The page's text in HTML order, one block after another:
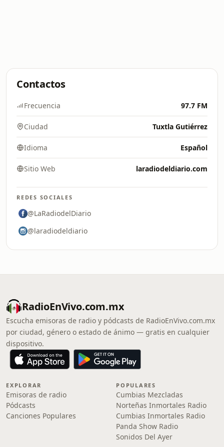
Contactos
Frecuencia 97.7 FM
Ciudad Tuxtla Gutiérrez
Idioma Español
Sitio Web laradiodeldiario.com
REDES SOCIALES
@LaRadiodelDiario
@laradiodeldiario
RadioEnVivo.com.mx
Escucha emisoras de radio y pódcasts de RadioEnVivo.com.mx
por ciudad, género o estado de ánimo — gratis en cualquier
dispositivo.
EXPLORAR
Emisoras de radio
Pódcasts
Canciones Populares
POPULARES
Cumbias Mezcladas
Norteñas Inmortales Radio
Cumbias Inmortales Radio
Panda Show Radio
Sonidos Del Ayer